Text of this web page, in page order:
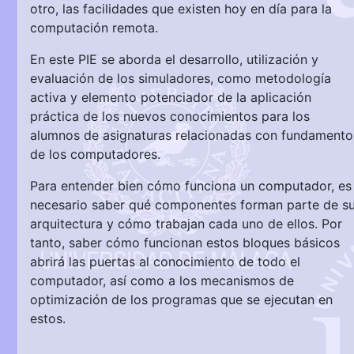
otro, las facilidades que existen hoy en día para la
computación remota.
En este PIE se aborda el desarrollo, utilización y
evaluación de los simuladores, como metodología
activa y elemento potenciador de la aplicación
práctica de los nuevos conocimientos para los
alumnos de asignaturas relacionadas con
de los computadores.
Para entender bien cómo funciona un computador, es
necesario saber qué componentes forman parte de
arquitectura y cómo trabajan cada uno de ellos. Por
tanto, saber cómo funcionan estos bloques básicos
abrirá las puertas al conocimiento de todo el
computador, así como a los mecanismos de
optimización de los programas que se ejecutan en
estos.